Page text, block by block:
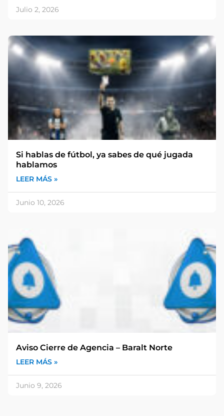
Julio 2, 2026
Si hablas de fútbol, ya sabes de qué jugada
hablamos
LEER MÁS »
Junio 10, 2026
Aviso Cierre de Agencia – Baralt Norte
LEER MÁS »
Junio 9, 2026